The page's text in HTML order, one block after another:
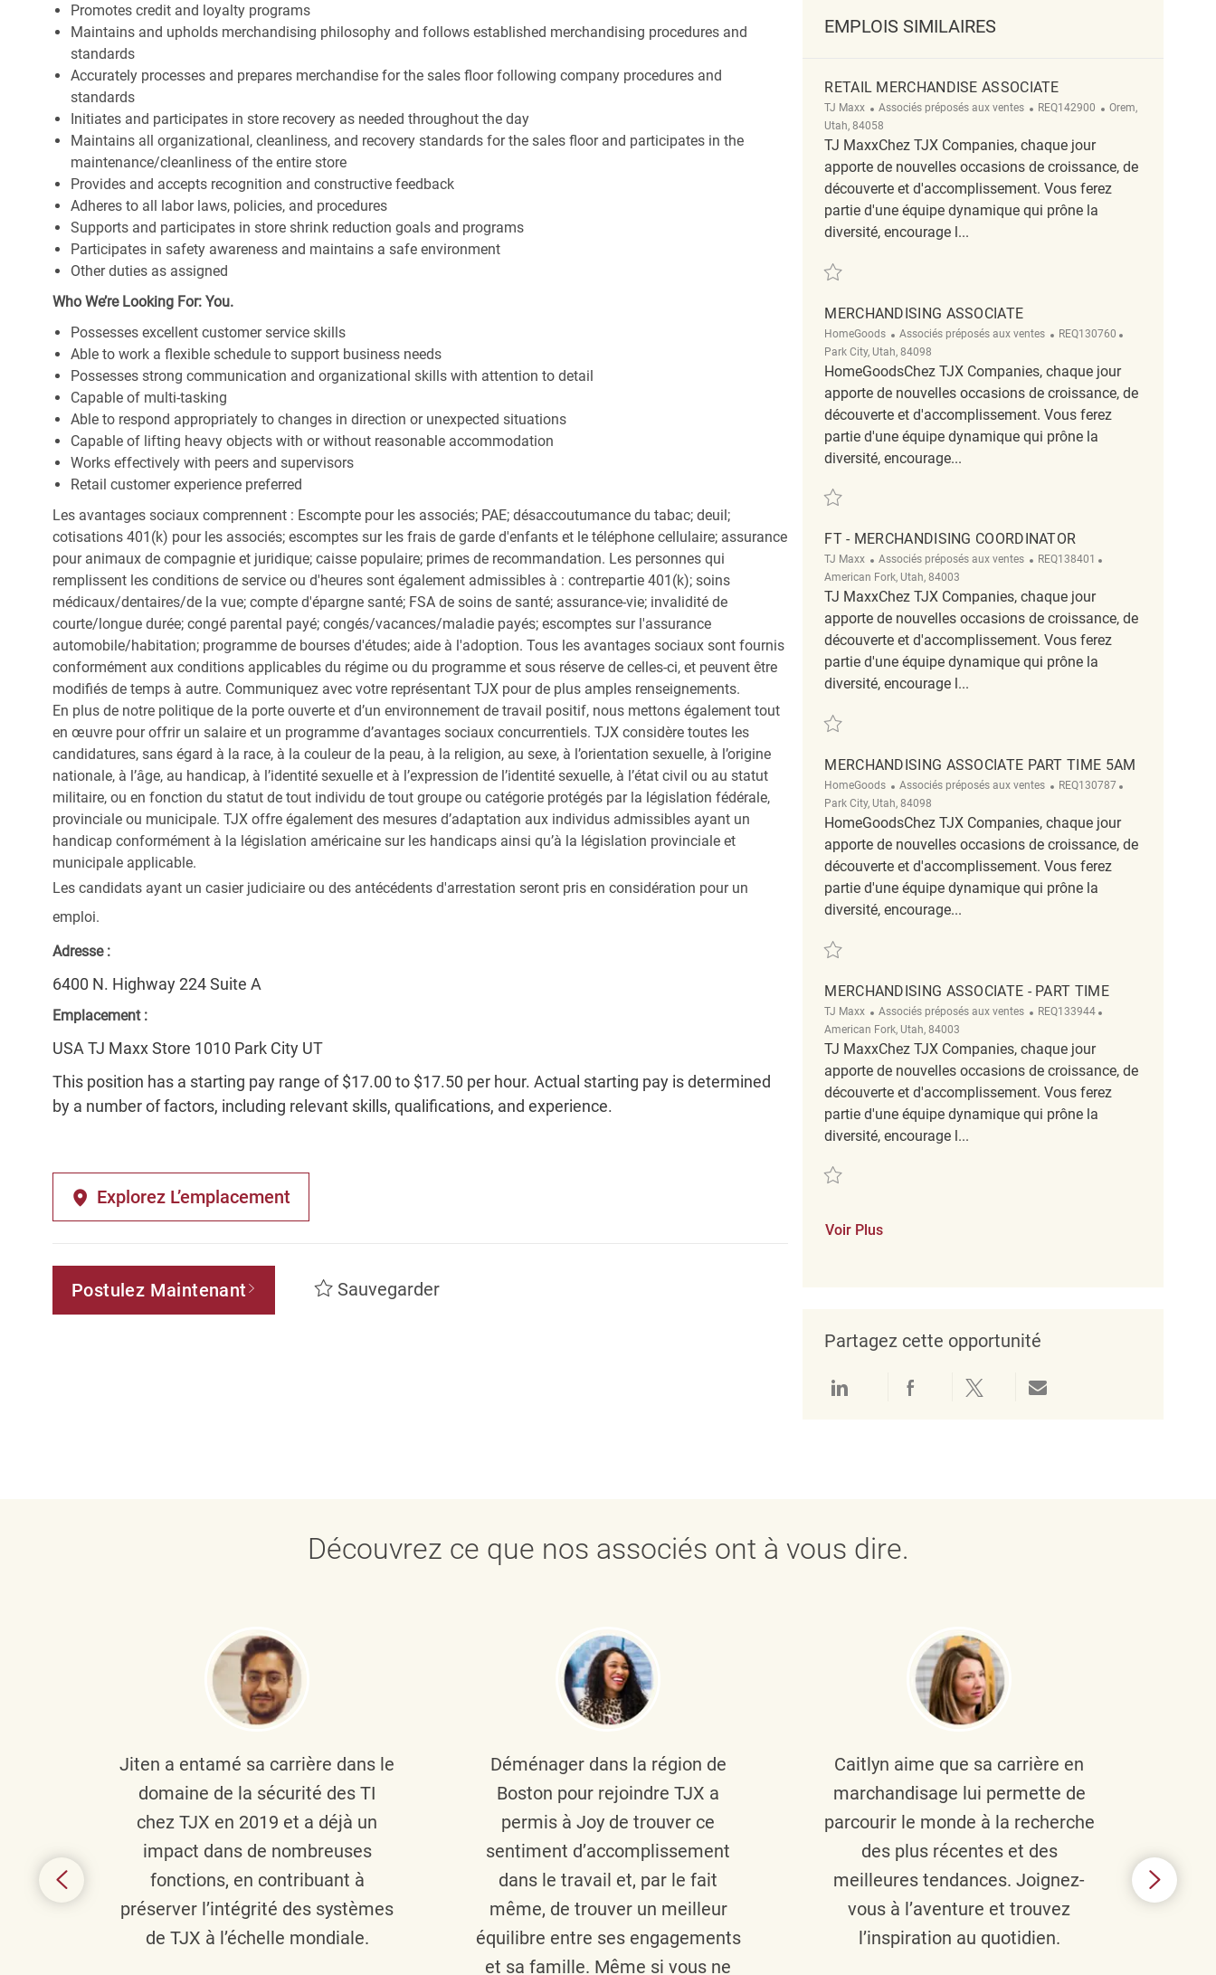
Promotes credit and loyalty programs
Maintains and upholds merchandising philosophy and follows established merchandising procedures and
standards
Accurately processes and prepares merchandise for the sales floor following company procedures and
standards
Initiates and participates in store recovery as needed throughout the day
Maintains all organizational, cleanliness, and recovery standards for the sales floor and participates in the
maintenance/cleanliness of the entire store
Provides and accepts recognition and constructive feedback
Adheres to all labor laws, policies, and procedures
Supports and participates in store shrink reduction goals and programs
Participates in safety awareness and maintains a safe environment
Other duties as assigned
Who We’re Looking For: You.
Possesses excellent customer service skills
Able to work a flexible schedule to support business needs
Possesses strong communication and organizational skills with attention to detail
Capable of multi-tasking
Able to respond appropriately to changes in direction or unexpected situations
Capable of lifting heavy objects with or without reasonable accommodation
Works effectively with peers and supervisors
Retail customer experience preferred
Les avantages sociaux comprennent : Escompte pour les associés; PAE; désaccoutumance du tabac; deuil;
cotisations 401(k) pour les associés; escomptes sur les frais de garde d'enfants et le téléphone cellulaire; assurance
pour animaux de compagnie et juridique; caisse populaire; primes de recommandation. Les personnes qui
remplissent les conditions de service ou d'heures sont également admissibles à : contrepartie 401(k); soins
médicaux/dentaires/de la vue; compte d'épargne santé; FSA de soins de santé; assurance-vie; invalidité de
courte/longue durée; congé parental payé; congés/vacances/maladie payés; escomptes sur l'assurance
automobile/habitation; programme de bourses d'études; aide à l'adoption. Tous les avantages sociaux sont fournis
conformément aux conditions applicables du régime ou du programme et sous réserve de celles-ci, et peuvent être
modifiés de temps à autre. Communiquez avec votre représentant TJX pour de plus amples renseignements.
En plus de notre politique de la porte ouverte et d’un environnement de travail positif, nous mettons également tout
en œuvre pour offrir un salaire et un programme d’avantages sociaux concurrentiels. TJX considère toutes les
candidatures, sans égard à la race, à la couleur de la peau, à la religion, au sexe, à l’orientation sexuelle, à l’origine
nationale, à l’âge, au handicap, à l’identité sexuelle et à l’expression de l’identité sexuelle, à l’état civil ou au statut
militaire, ou en fonction du statut de tout individu de tout groupe ou catégorie protégés par la législation fédérale,
provinciale ou municipale. TJX offre également des mesures d’adaptation aux individus admissibles ayant un
handicap conformément à la législation américaine sur les handicaps ainsi qu’à la législation provinciale et
municipale applicable.
Les candidats ayant un casier judiciaire ou des antécédents d'arrestation seront pris en considération pour un
emploi.
Adresse :
6400 N. Highway 224 Suite A
Emplacement :
USA TJ Maxx Store 1010 Park City UT
This position has a starting pay range of $17.00 to $17.50 per hour. Actual starting pay is determined
by a number of factors, including relevant skills, qualifications, and experience.
Explorez L’emplacement
Postulez Maintenant Sauvegarder
EMPLOIS SIMILAIRES
RETAIL MERCHANDISE ASSOCIATE
TJ Maxx Catégorie
Associés préposés aux ventes ReqId
REQ142900 Emplacement
Orem,
Utah, 84058
TJ MaxxChez TJX Companies, chaque jour
apporte de nouvelles occasions de croissance, de
découverte et d'accomplissement. Vous ferez
partie d'une équipe dynamique qui prône la
diversité, encourage l...
MERCHANDISING ASSOCIATE
HomeGoods Catégorie
Associés préposés aux ventes ReqId
REQ130760
Park City, Utah, 84098
HomeGoodsChez TJX Companies, chaque jour
apporte de nouvelles occasions de croissance, de
découverte et d'accomplissement. Vous ferez
partie d'une équipe dynamique qui prône la
diversité, encourage...
Sauvegarder Merchandising associate REQ130760
FT - MERCHANDISING COORDINATOR
TJ Maxx Catégorie
Associés préposés aux ventes ReqId
REQ138401
American Fork, Utah, 84003
TJ MaxxChez TJX Companies, chaque jour
apporte de nouvelles occasions de croissance, de
découverte et d'accomplissement. Vous ferez
partie d'une équipe dynamique qui prône la
diversité, encourage l...
Sauvegarder FT - Merchandising Coordinator REQ138401
MERCHANDISING ASSOCIATE PART TIME 5AM
HomeGoods Catégorie
Associés préposés aux ventes ReqId
REQ130787
Park City, Utah, 84098
HomeGoodsChez TJX Companies, chaque jour
apporte de nouvelles occasions de croissance, de
découverte et d'accomplissement. Vous ferez
partie d'une équipe dynamique qui prône la
diversité, encourage...
Sauvegarder Merchandising Associate Part Time 5am REQ130787
MERCHANDISING ASSOCIATE - PART TIME
TJ Maxx Catégorie
Associés préposés aux ventes ReqId
REQ133944
American Fork, Utah, 84003
TJ MaxxChez TJX Companies, chaque jour
apporte de nouvelles occasions de croissance, de
découverte et d'accomplissement. Vous ferez
partie d'une équipe dynamique qui prône la
diversité, encourage l...
Sauvegarder Merchandising Associate - Part Time REQ133944
Voir Plus
Partagez cette opportunité
Partager via LinkedInPartager via Facebook
Partager via twitterPartager par e-mail
Découvrez ce que nos associés ont à vous dire.
Jiten a entamé sa carrière dans le
domaine de la sécurité des TI
chez TJX en 2019 et a déjà un
impact dans de nombreuses
fonctions, en contribuant à
préserver l’intégrité des systèmes
de TJX à l’échelle mondiale.
Déménager dans la région de
Boston pour rejoindre TJX a
permis à Joy de trouver ce
sentiment d’accomplissement
dans le travail et, par le fait
même, de trouver un meilleur
équilibre entre ses engagements
et sa famille. Même si vous ne
Caitlyn aime que sa carrière en
marchandisage lui permette de
parcourir le monde à la recherche
des plus récentes et des
meilleures tendances. Joignez-
vous à l’aventure et trouvez
l’inspiration au quotidien.